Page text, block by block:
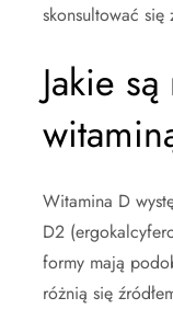
skonsultować się
Jakie
Witamina D
D2
formy mają
różnią się